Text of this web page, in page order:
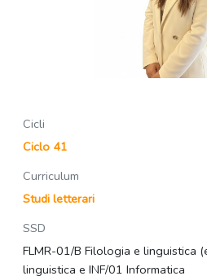
Cicli
Ciclo 41
Curriculum
Studi letterari
SSD
FLMR-01/B Filologia e linguistica
linguistica e INF/01 Informatica